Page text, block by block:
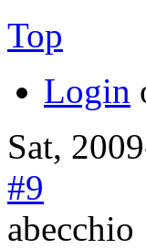
Top
Login
Sat,
#9
abecchio